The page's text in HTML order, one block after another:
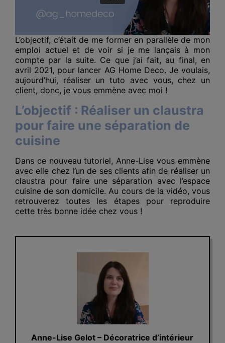
L’objectif, c’était de me former en parallèle de mon
emploi actuel et de voir si je me lançais à mon
compte par la suite. Ce que j’ai fait, au final, en
avril 2021, pour lancer AG Home Deco. Je voulais,
aujourd’hui, réaliser un tuto avec vous, chez un
client, donc, je vous emmène avec moi !
L’objectif : Réaliser un claustra
pour faire une séparation de
cuisine
Dans ce nouveau tutoriel, Anne-Lise vous emmène
avec elle chez l’un de ses clients afin de réaliser un
claustra pour faire une séparation avec l’espace
cuisine de son domicile. Au cours de la vidéo, vous
retrouverez toutes les étapes pour reproduire
cette très bonne idée chez vous !
Anne-Lise Gelot – Décoratrice d’intérieur